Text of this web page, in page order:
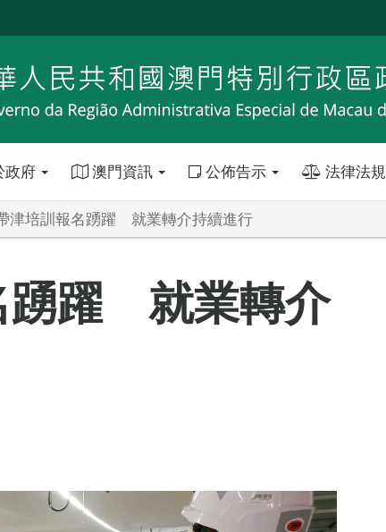
政府 澳門資訊 公佈告示 法律法規
津培訓報名踴躍 就業轉介持續進行
踴躍 就業轉介